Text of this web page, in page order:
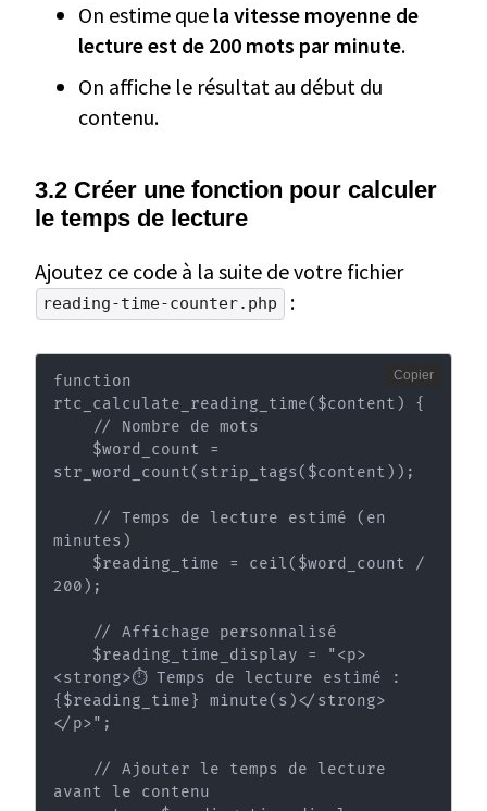
On estime que la vitesse moyenne de
lecture est de 200 mots par minute.
On affiche le résultat au début du
contenu.
3.2 Créer une fonction pour calculer
le temps de lecture
Ajoutez ce code à la suite de votre fichier
reading-time-counter.php :
function
rtc_calculate_reading_time($content) {
str_word_count(strip_tags($content));
minutes)
200);
<strong>⏱️ Temps de lecture estimé :
{$reading_time} minute(s)</strong>
</p>";
avant le contenu
Copier